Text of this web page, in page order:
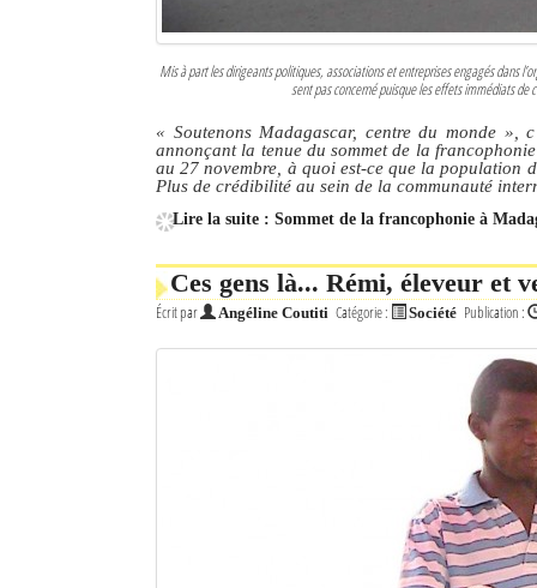
Connexion
Identifiant oublié ?
Mot de passe oublié ?
Mis à part les dirigeants politiques, associations et entreprises engagés dans
sent pas concerné puisque les effets immédiats de
« Soutenons Madagascar, centre du monde » ,
annonçant la tenue du sommet de la
au 27 novembre, à quoi est-ce que la population
Plus de crédibilité au sein de la communauté
Lire la suite : Sommet de la francophonie à
Ces gens là... Rémi, éleveur et
Écrit par Angéline Coutiti Catégorie : Société Publication :